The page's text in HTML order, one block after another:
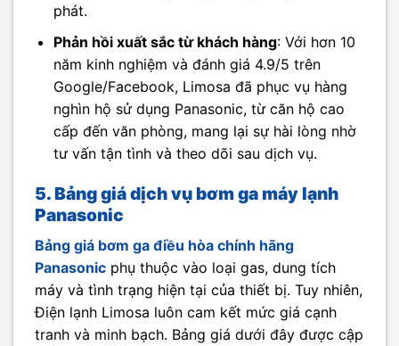
phát.
Phản hồi xuất sắc từ khách hàng: Với hơn 10
năm kinh nghiệm và đánh giá 4.9/5 trên
Google/Facebook, Limosa đã phục vụ hàng
nghìn hộ sử dụng Panasonic, từ căn hộ cao
cấp đến văn phòng, mang lại sự hài lòng nhờ
tư vấn tận tình và theo dõi sau dịch vụ.
5. Bảng giá dịch vụ bơm ga máy lạnh
Panasonic
Bảng giá bơm ga điều hòa chính hãng
Panasonic phụ thuộc vào loại gas, dung tích
máy và tình trạng hiện tại của thiết bị. Tuy nhiên,
Điện lạnh Limosa luôn cam kết mức giá cạnh
tranh và minh bạch. Bảng giá dưới đây được cập